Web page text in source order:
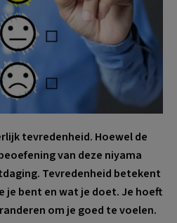
tevredenheid. Hoewel de
van deze niyama
Tevredenheid betekent
je bent en wat je doet. Je hoeft
om je goed te voelen.